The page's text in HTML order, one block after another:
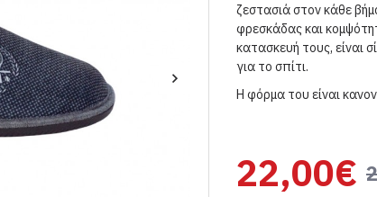
ζεστασιά στον κάθε
φρεσκάδας και
κατασκευή τους, είναι
για το σπίτι.
Η φόρμα του είναι
22,00€